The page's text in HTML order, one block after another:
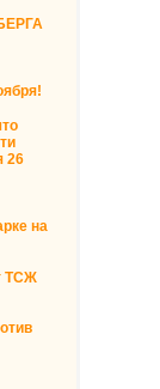
26
на
ТСЖ